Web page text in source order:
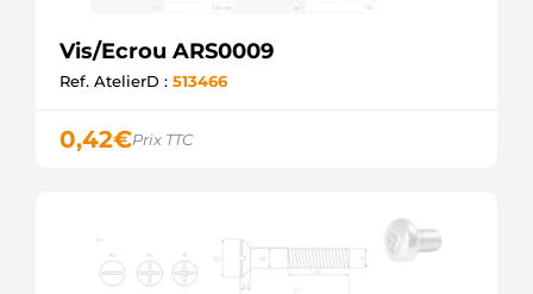
Vis/Ecrou ARS0009
Ref. AtelierD : 513466
0,42€Prix TTC